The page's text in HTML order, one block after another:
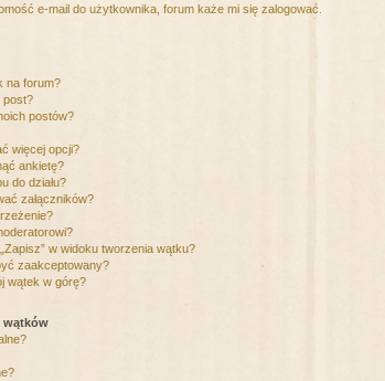
e-mail do użytkownika, forum każe mi się zalogować.
na forum?
post?
postów?
więcej opcji?
ankietę?
do działu?
załączników?
w widoku tworzenia wątku?
zaakceptowany?
wątek w górę?
wątków